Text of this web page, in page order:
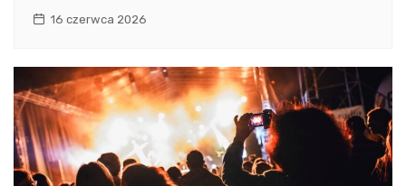
16 czerwca 2026